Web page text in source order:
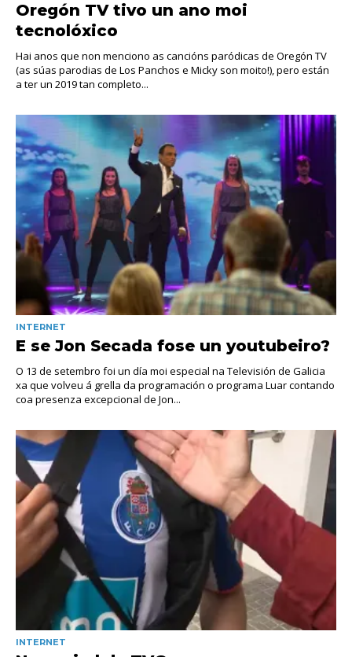
Oregón TV tivo un ano moi
tecnolóxico
Hai anos que non menciono as cancións paródicas de Oregón TV
(as súas parodias de Los Panchos e Micky son moito!), pero están
a ter un 2019 tan completo...
INTERNET
E se Jon Secada fose un youtubeiro?
O 13 de setembro foi un día moi especial na Televisión de Galicia
xa que volveu á grella da programación o programa Luar contando
coa presenza excepcional de Jon...
INTERNET